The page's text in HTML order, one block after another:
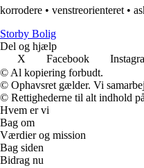
korrodere • venstreorienteret •
Storby Bolig
Del og hjælp
X
Facebook
© Al kopiering forbudt.
© Ophavsret gælder. Vi
© Rettighederne til alt indhold
Hvem er vi
Bag om
Værdier og mission
Bag siden
Bidrag nu